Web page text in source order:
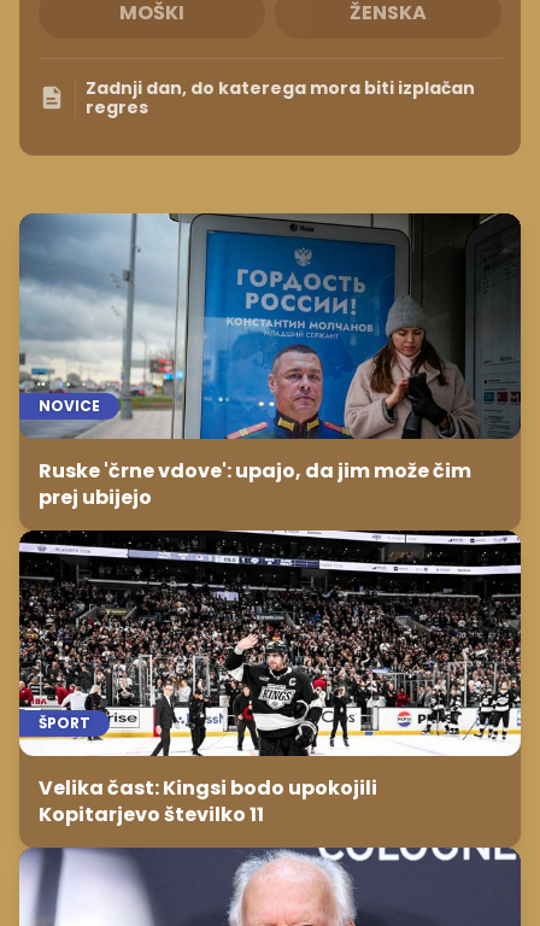
MOŠKI ŽENSKA
Zadnji dan, do katerega mora biti izplačan
regres
NOVICE
Ruske 'črne vdove': upajo, da jim može čim
prej ubijejo
ŠPORT
Velika čast: Kingsi bodo upokojili
Kopitarjevo številko 11